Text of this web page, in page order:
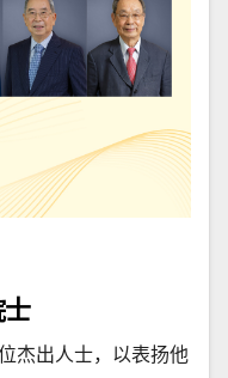
杰出人士，以表扬他